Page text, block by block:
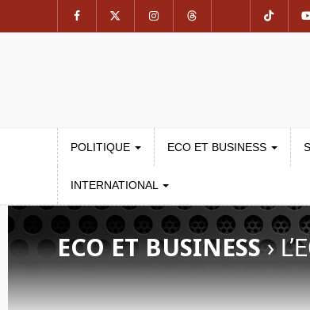
POLITIQUE ECO ET BUSINESS
INTERNATIONAL
ECO ET BUSINESS›